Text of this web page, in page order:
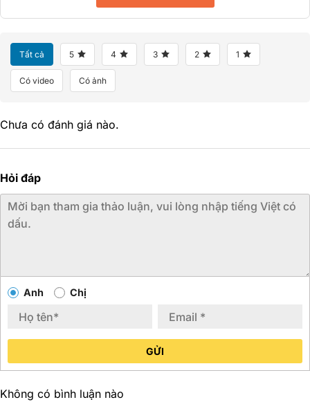
Tất cả 5 4 3 2 1
Có video Có ảnh
Chưa có đánh giá nào.
Hỏi đáp
Anh Chị
GỬI
Không có bình luận nào